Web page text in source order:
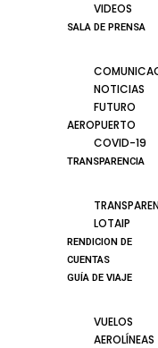
VIDEOS
SALA DE PRENSA
NOTICIAS
FUTURO
AEROPUERTO
COVID-19
TRANSPARENCIA
LOTAIP
RENDICION DE
CUENTAS
GUÍA DE VIAJE
VUELOS
AEROLÍNEAS